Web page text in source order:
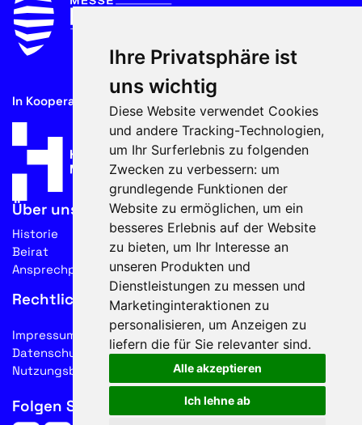
Ihre Privatsphäre ist
uns wichtig
Diese Website verwendet Cookies
und andere Tracking-Technologien,
um Ihr Surferlebnis zu folgenden
Zwecken zu verbessern: um
grundlegende Funktionen der
Website zu ermöglichen, um ein
besseres Erlebnis auf der Website
zu bieten, um Ihr Interesse an
unseren Produkten und
Dienstleistungen zu messen und
Marketinginteraktionen zu
personalisieren, um Anzeigen zu
liefern die für Sie relevanter sind.
Alle akzeptieren
Ich lehne ab
In Kooperation mit
Über uns
Historie
Beirat
Ansprechpartner
Rechtliches
Impressum
Datenschutz
Nutzungsbedingungen
Folgen Sie uns auf Social Media